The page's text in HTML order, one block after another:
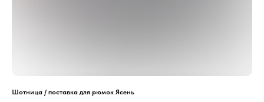
Шотница / поставка для рюмок Ясень